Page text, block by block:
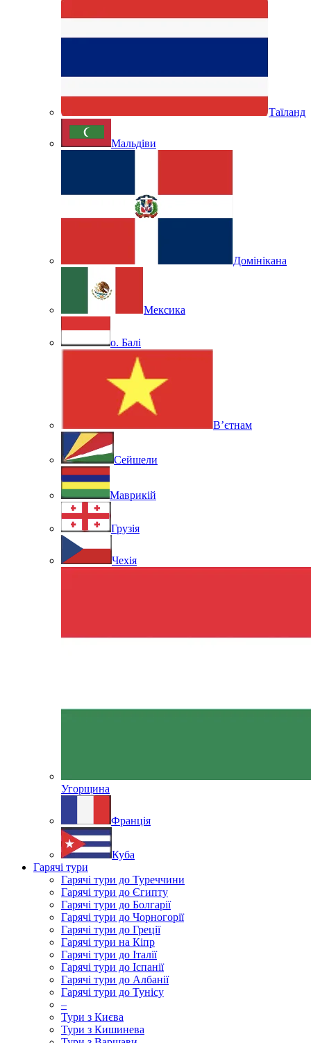
Таїланд
Мальдіви
Домінікана
Мексика
о. Балі
В’єтнам
Сейшели
Маврикій
Грузія
Чехія
Угорщина
Франція
Куба
Гарячі тури
Гарячі тури до Туреччини
Гарячі тури до Єгипту
Гарячі тури до Болгарії
Гарячі тури до Чорногорії
Гарячі тури до Греції
Гарячі тури на Кіпр
Гарячі тури до Італії
Гарячі тури до Іспанії
Гарячі тури до Албанії
Гарячі тури до Тунісу
–
Тури з Києва
Тури з Кишинева